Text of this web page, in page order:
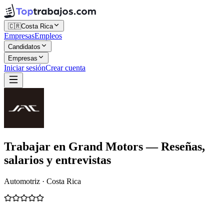
🇨🇷Costa Rica
EmpresasEmpleos
Candidatos
Empresas
Iniciar sesiónCrear cuenta
Trabajar en Grand Motors— Reseñas,
salarios y entrevistas
Automotriz · Costa Rica